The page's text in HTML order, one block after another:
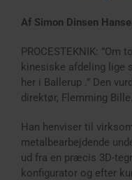
Af Simon Dinsen
PROCESTEKNIK: ”Om
kinesiske afdeling lige
her i Ballerup .” Den
direktør, Flemming Bille.
Han henviser til
metalbearbejdende
ud fra en præcis 3D-
konfigurator og efter